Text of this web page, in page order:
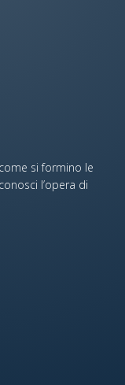
si formino le
l’opera di